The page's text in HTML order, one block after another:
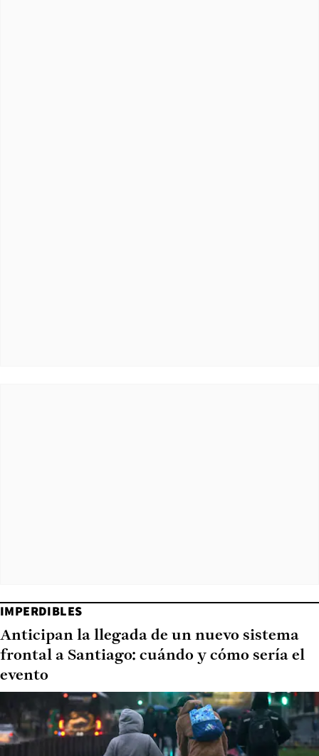
IMPERDIBLES
Anticipan la llegada de un nuevo sistema
frontal a Santiago: cuándo y cómo sería el
evento